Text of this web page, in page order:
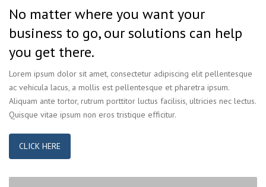
No matter where you want your
business to go, our solutions can help
you get there.
Lorem ipsum dolor sit amet, consectetur adipiscing elit pellentesque
ac vehicula lacus, a mollis est pellentesque et pharetra ipsum.
Aliquam ante tortor, rutrum porttitor luctus facilisis, ultricies nec lectus.
Quisque vitae ipsum non eros tristique efficitur.
CLICK HERE